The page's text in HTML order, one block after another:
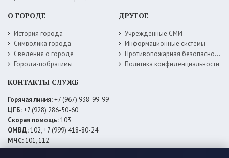
О ГОРОДЕ
История города
Символика города
Сведения о городе
Города-побратимы
ДРУГОЕ
Учрежденные СМИ
Информационные системы
Противопожарная безопасность
Политика конфиденциальности
КОНТАКТЫ СЛУЖБ
Горячая линия:+7 (967) 938-99-99
ЦГБ:+7 (928) 286-50-60
Скорая помощь:103
ОМВД:102, +7 (999) 418-80-24
МЧС:101, 112
ЕДДС:+7 (928) 576-09-83